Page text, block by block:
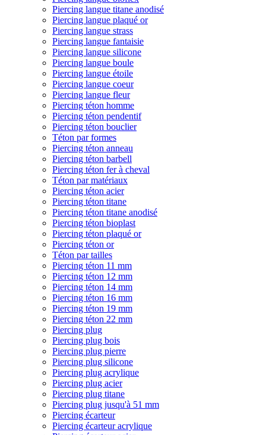
Piercing langue titane anodisé
Piercing langue plaqué or
Piercing langue strass
Piercing langue fantaisie
Piercing langue silicone
Piercing langue boule
Piercing langue étoile
Piercing langue coeur
Piercing langue fleur
Piercing téton homme
Piercing téton pendentif
Piercing téton bouclier
Téton par formes
Piercing téton anneau
Piercing téton barbell
Piercing téton fer à cheval
Téton par matériaux
Piercing téton acier
Piercing téton titane
Piercing téton titane anodisé
Piercing téton bioplast
Piercing téton plaqué or
Piercing téton or
Téton par tailles
Piercing téton 11 mm
Piercing téton 12 mm
Piercing téton 14 mm
Piercing téton 16 mm
Piercing téton 19 mm
Piercing téton 22 mm
Piercing plug
Piercing plug bois
Piercing plug pierre
Piercing plug silicone
Piercing plug acrylique
Piercing plug acier
Piercing plug titane
Piercing plug jusqu'à 51 mm
Piercing écarteur
Piercing écarteur acrylique